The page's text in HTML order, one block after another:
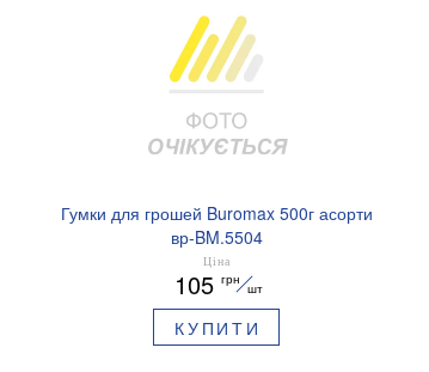
Гумки для грошей Buromax 500г асорти
вр-BM.5504
Ціна
105 грн
шт
КУПИТИ